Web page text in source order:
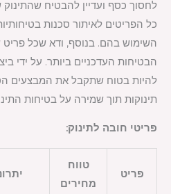
לחסוך כסף ועדיין להבטיח
כל הפריטים לאיתור סכנות
השימוש בהם. בנוסף, ודא שכל
הבטיחות העדכניים ביותר. על ידי
להיות בטוח שתקבל את המבצעים
תינוקות תוך שמירה על בטיחות
פריטי חובה לתינוק:
פריט
טווח
מחירים